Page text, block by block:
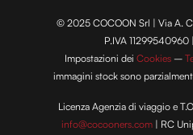
© 2025 COCOON Srl | Via A.
P.IVA
Impostazioni deiCookies –
immagini stock sono
Licenza Agenzia di viaggio e
info@cocooners.com | RC